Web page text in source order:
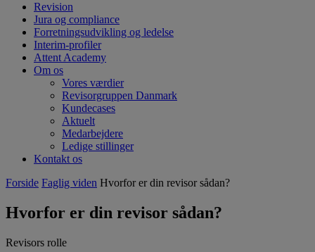
Revision
Jura og compliance
Forretningsudvikling og ledelse
Interim-profiler
Attent Academy
Om os
Vores værdier
Revisorgruppen Danmark
Kundecases
Aktuelt
Medarbejdere
Ledige stillinger
Kontakt os
Forside Faglig viden Hvorfor er din revisor sådan?
Hvorfor er din revisor sådan?
Revisors rolle